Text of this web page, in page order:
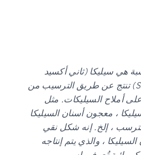
هي سيليكا (ثاني أكسيد
السيليكون SiO2) تنتج عن طريق الترسيب من
أملاح السيليكات. مثل
، معجون أسنان السيليكا
، إلخ. إنه شكل نقي
، والذي يتم إنتاجه